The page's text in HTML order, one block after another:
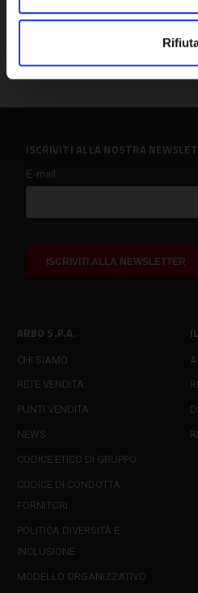
ARBO S.P.A.
CHI SIAMO
RETE VENDITA
PUNTI VENDITA
NEWS
CODICE ETICO DI GRUPPO
CODICE DI CONDOTTA
FORNITORI
POLITICA DIVERSITÀ E
INCLUSIONE
MODELLO ORGANIZZATIVO
ISCRIVITI ALLA NOSTRA